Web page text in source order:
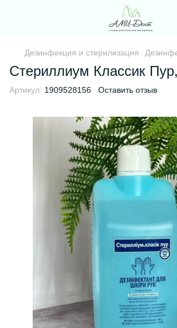
Дезинфекция и стерилизация
Стериллиум Классик
Артикул: 1909528156 Оставить отзыв